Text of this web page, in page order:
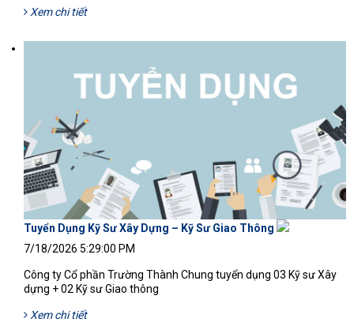
Xem chi tiết
Tuyển Dụng Kỹ Sư Xây Dựng – Kỹ Sư Giao Thông
7/18/2026 5:29:00 PM
Công ty Cổ phần Trường Thành Chung tuyển dụng 03 Kỹ sư Xây
dựng + 02 Kỹ sư Giao thông
Xem chi tiết